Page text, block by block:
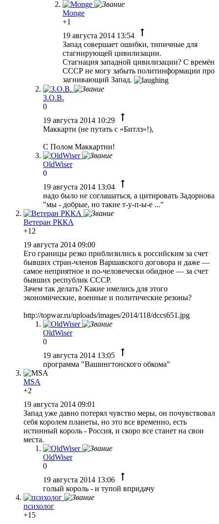
Monge
+1
19 августа 2014 13:54
Запад совершает ошибки, типичные для
стагнирующей цивилизации.
Стагнация западной цивилизации? С времён
СССР не могу забыть политинформации про
загнивающий Запад.
З.О.В.
0
19 августа 2014 10:29
Маккарти (не путать с «Битлз»!),
С Полом Маккартни!
OldWiser
0
19 августа 2014 13:04
надо было не соглашаться, а цитировать Задорнова
"мы - добрые, но такие т-у-п-ы-е ..."
Ветеран РККА
+12
19 августа 2014 09:00
Его границы резко приблизились к российским за счет
бывших стран-членов Варшавского договора и даже —
самое неприятное и по-человечески обидное — за счет
бывших республик СССР.
Зачем так делать? Какие имелись для этого
экономические, военные и политические резоны?
http://topwar.ru/uploads/images/2014/118/dccs651.jpg
OldWiser
0
19 августа 2014 13:05
программа "Вашингтонского обкома"
MSA
+2
19 августа 2014 09:01
Запад уже давно потерял чувство меры, он почувствовал
себя королем планеты, но это все временно, есть
истинный король - Россия, и скоро все станет на свои
места.
OldWiser
0
19 августа 2014 13:06
голый король - и тупой впридачу
психолог
+15